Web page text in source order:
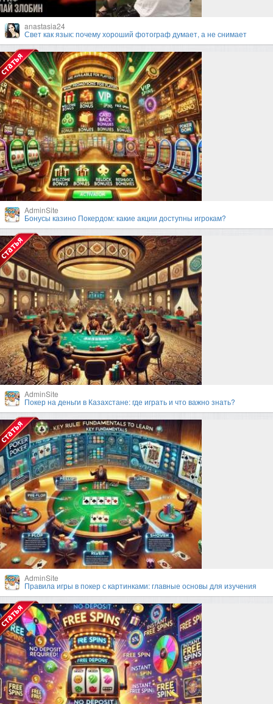
anastasia24
Свет как язык: почему хороший фотограф думает, а не снимает
AdminSite
Бонусы казино Покердом: какие акции доступны игрокам?
AdminSite
Покер на деньги в Казахстане: где играть и что важно знать?
AdminSite
Правила игры в покер с картинками: главные основы для изучения